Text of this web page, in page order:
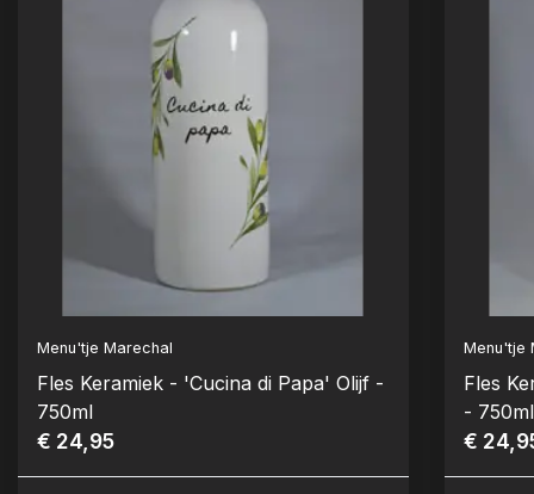
Menu'tje Marechal
Fles Keramiek - 'Cucina di Papa' Olijf -
750ml
€ 24,95
Menu'tje
Fles
- 750ml
€